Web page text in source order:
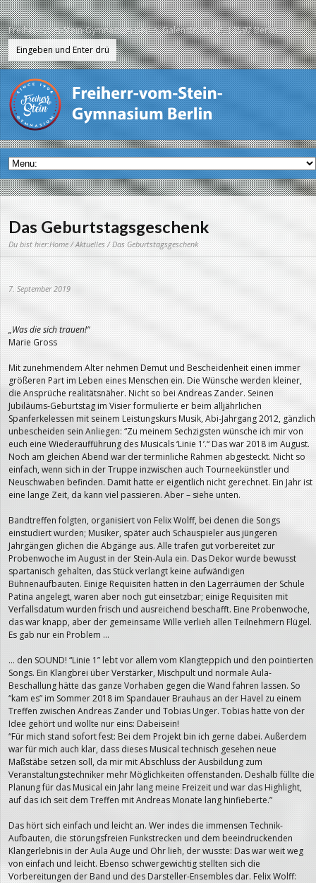
Freiherr-vom-Stein-Gymnasium Berlin, Galenstr. 40-44, 13597 Berlin
Das Geburtstagsgeschenk
Du bist hier:Home/Aktuelles/ Das Geburtstagsgeschenk
7. September 2019
„Was die sich trauen!“
Marie Gross
Mit zunehmendem Alter nehmen Demut und Bescheidenheit einen immer
größeren Part im Leben eines Menschen ein. Die Wünsche werden kleiner,
die Ansprüche realitätsnäher. Nicht so bei Andreas Zander. Seinen
Jubiläums-Geburtstag im Visier formulierte er beim alljährlichen
Spanferkelessen mit seinem Leistungskurs Musik, Abi-Jahrgang 2012, gänzlich
unbescheiden sein Anliegen: “Zu meinem Sechzigsten wünsche ich mir von
euch eine Wiederaufführung des Musicals ‘Linie 1’.“ Das war 2018 im August.
Noch am gleichen Abend war der terminliche Rahmen abgesteckt. Nicht so
einfach, wenn sich in der Truppe inzwischen auch Tourneekünstler und
Neuschwaben befinden. Damit hatte er eigentlich nicht gerechnet. Ein Jahr ist
eine lange Zeit, da kann viel passieren. Aber – siehe unten.
Bandtreffen folgten, organisiert von Felix Wolff, bei denen die Songs
einstudiert wurden; Musiker, später auch Schauspieler aus jüngeren
Jahrgängen glichen die Abgänge aus. Alle trafen gut vorbereitet zur
Probenwoche im August in der Stein-Aula ein. Das Dekor wurde bewusst
spartanisch gehalten, das Stück verlangt keine aufwändigen
Bühnenaufbauten. Einige Requisiten hatten in den Lagerräumen der Schule
Patina angelegt, waren aber noch gut einsetzbar; einige Requisiten mit
Verfallsdatum wurden frisch und ausreichend beschafft. Eine Probenwoche,
das war knapp, aber der gemeinsame Wille verlieh allen Teilnehmern Flügel.
Es gab nur ein Problem …
… den SOUND! “Linie 1” lebt vor allem vom Klangteppich und den pointierten
Songs. Ein Klangbrei über Verstärker, Mischpult und normale Aula-
Beschallung hätte das ganze Vorhaben gegen die Wand fahren lassen. So
“kam es” im Sommer 2018 im Spandauer Brauhaus an der Havel zu einem
Treffen zwischen Andreas Zander und Tobias Unger. Tobias hatte von der
Idee gehört und wollte nur eins: Dabeisein!
“Für mich stand sofort fest: Bei dem Projekt bin ich gerne dabei. Außerdem
war für mich auch klar, dass dieses Musical technisch gesehen neue
Maßstäbe setzen soll, da mir mit Abschluss der Ausbildung zum
Veranstaltungstechniker mehr Möglichkeiten offenstanden. Deshalb füllte die
Planung für das Musical ein Jahr lang meine Freizeit und war das Highlight,
auf das ich seit dem Treffen mit Andreas Monate lang hinfieberte.”
Das hört sich einfach und leicht an. Wer indes die immensen Technik-
Aufbauten, die störungsfreien Funkstrecken und dem beeindruckenden
Klangerlebnis in der Aula Auge und Ohr lieh, der wusste: Das war weit weg
von einfach und leicht. Ebenso schwergewichtig stellten sich die
Vorbereitungen der Band und des Darsteller-Ensembles dar. Felix Wolff: